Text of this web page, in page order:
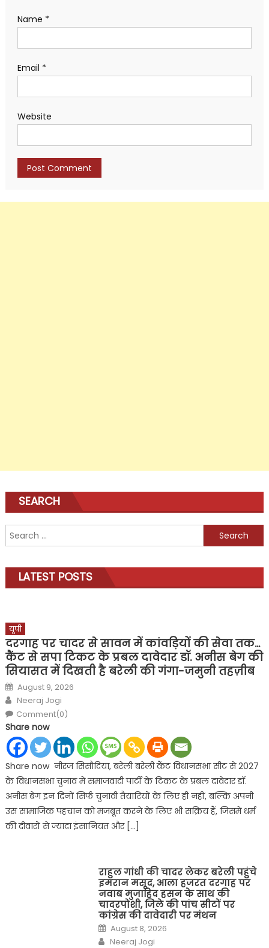
Name *
Email *
Website
SEARCH
Search
for:
LATEST POSTS
यूपी
दरगाह पर चादर से सावन में कांवड़ियों की सेवा तक…
कैंट से सपा टिकट के प्रबल दावेदार डॉ. अनीस बेग की
सियासत में दिखती है बरेली की गंगा-जमुनी तहज़ीब
Posted
on
August 9, 2026
Author
Neeraj Jogi
Comment(0)
Share now
Share now नीरज सिसौदिया, बरेली बरेली कैंट विधानसभा सीट से 2027
के विधानसभा चुनाव में समाजवादी पार्टी के टिकट के प्रबल दावेदार डॉ.
अनीस बेग इन दिनों सिर्फ चुनावी तैयारियों के लिए ही नहीं, बल्कि अपनी
उस सामाजिक पहचान को मजबूत करने के लिए भी सक्रिय हैं, जिसमें धर्म
की दीवारों से ज्यादा इंसानियत और […]
राहुल गांधी की चादर लेकर बरेली पहुंचे
इमरान मसूद, आला हजरत दरगाह पर
नवाब मुजाहिद हसन के साथ की
चादरपोशी, जिले की पांच सीटों पर
कांग्रेस की दावेदारी पर मंथन
Posted
on
August 8, 2026
Author
Neeraj Jogi